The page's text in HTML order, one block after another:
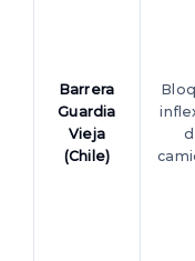
Barrera
Guardia
Vieja
(Chile)